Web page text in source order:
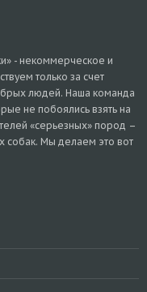
- некоммерческое и
только за счет
людей. Наша команда
не побоялись взять на
«серьезных» пород –
собак. Мы делаем это вот